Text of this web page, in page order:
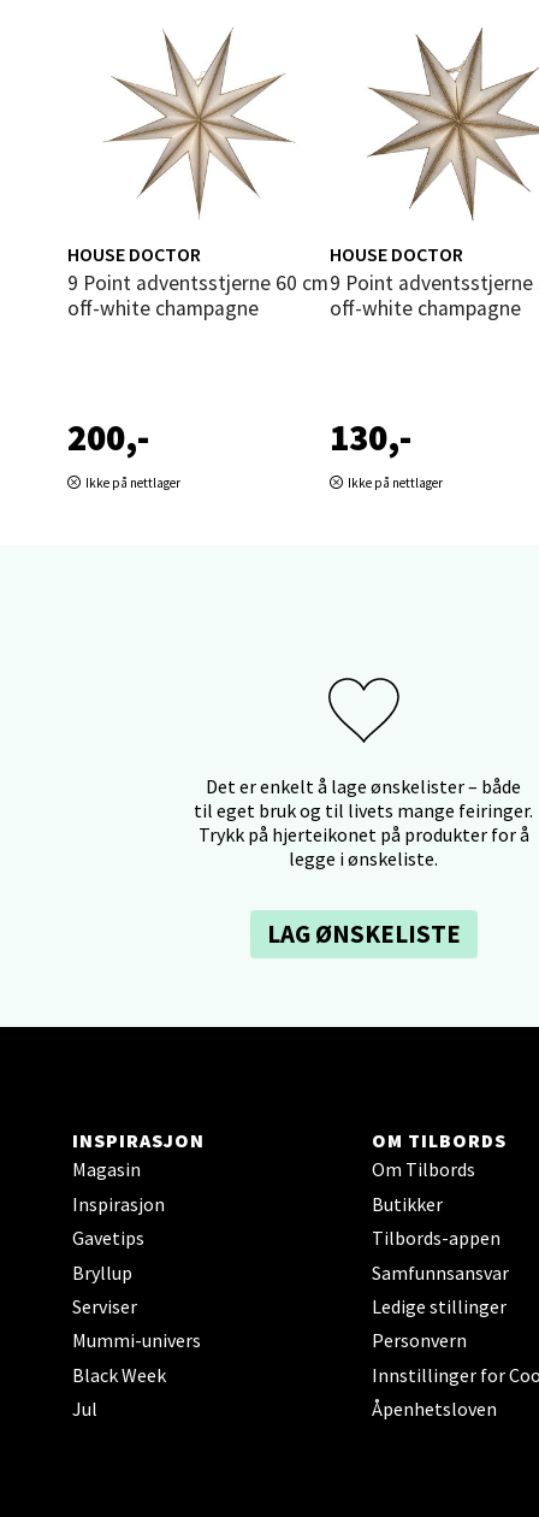
HOUSE DOCTOR
9 Point adventsstjerne 60 cm
off-white champagne
200,-
Ikke på nettlager
HOUSE DOCTOR
9 Point adventsstjerne 30 cm
off-white champagne
130,-
Ikke på nettlager
Det er enkelt å lage ønskelister – både
til eget bruk og til livets mange feiringer.
Trykk på hjerteikonet på produkter for å
legge i ønskeliste.
LAG ØNSKELISTE
INSPIRASJON
Magasin
Inspirasjon
Gavetips
Bryllup
Serviser
Mummi-univers
Black Week
Jul
OM TILBORDS
Om Tilbords
Butikker
Tilbords-appen
Samfunnsansvar
Ledige stillinger
Personvern
Innstillinger for
Åpenhetsloven
Åpent i
0 i
Åpent
0 i
Åpent i
Folke
Åpent i